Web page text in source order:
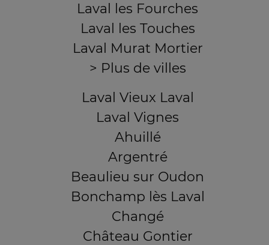
Laval les Fourches
Laval les Touches
Laval Murat Mortier
> Plus de villes
Laval Vieux Laval
Laval Vignes
Ahuillé
Argentré
Beaulieu sur Oudon
Bonchamp lès Laval
Changé
Château Gontier